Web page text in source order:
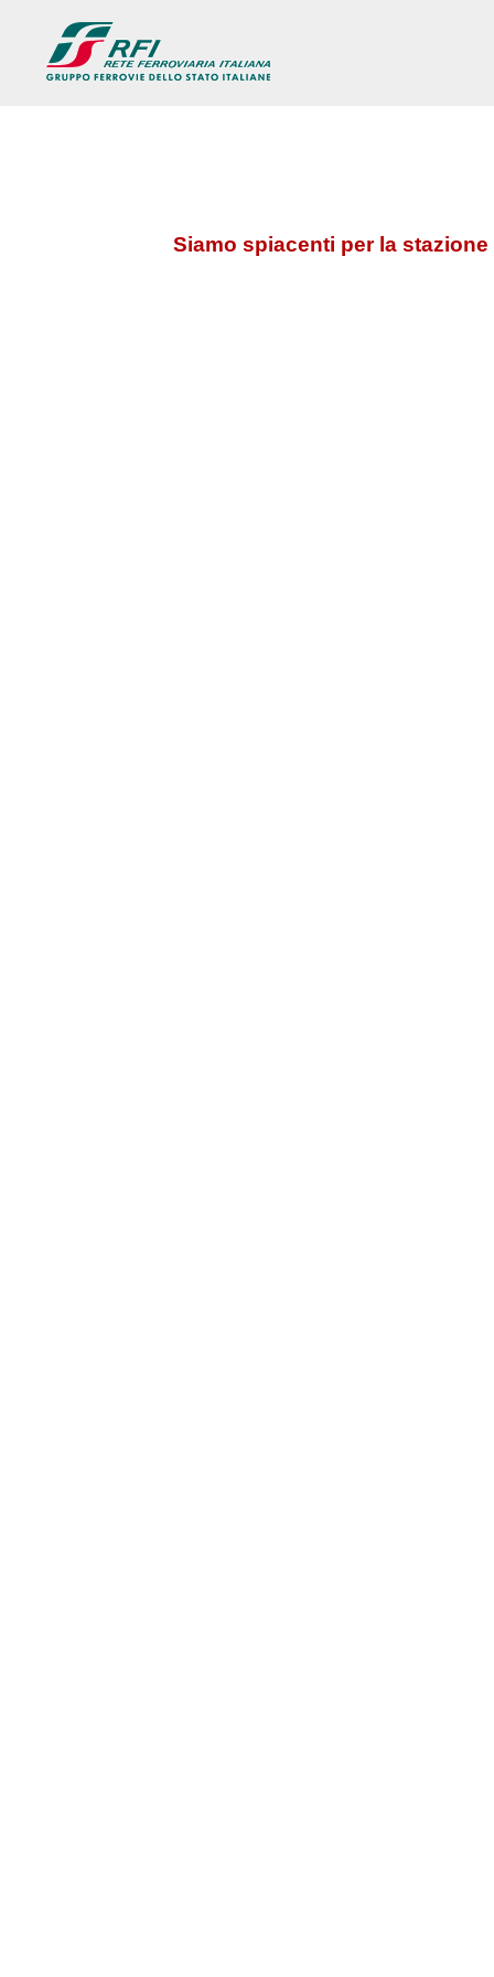
Siamo spiacenti per la